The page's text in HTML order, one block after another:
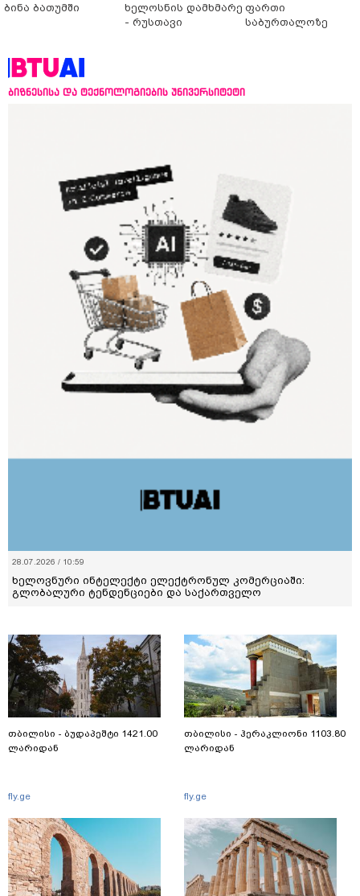
ბინა ბათუმში
ხელოსნის დამხმარე
- რუსთავი
ფართი
საბურთალოზე
ბიზნესისა და ტექნოლოგიების უნივერსიტეტი
28.07.2026 / 10:59
ხელოვნური ინტელექტი ელექტრონულ კომერციაში:
გლობალური ტენდენციები და საქართველო
თბილისი - ბუდაპეშტი 1421.00
ლარიდან
fly.ge
თბილისი - ჰერაკლიონი 1103.80
ლარიდან
fly.ge